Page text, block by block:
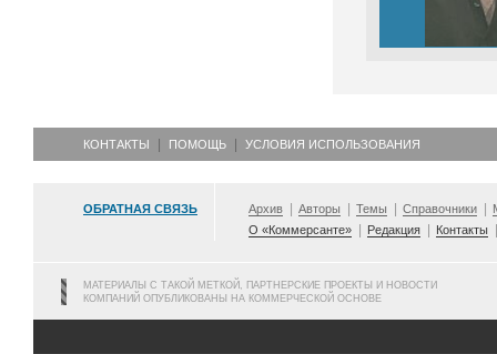
КОНТАКТЫ ПОМОЩЬ УСЛОВИЯ ИСПОЛЬЗОВАНИЯ
ОБРАТНАЯ СВЯЗЬ Архив Авторы Темы Справочники
О «Коммерсанте»
Редакция Контакты
МАТЕРИАЛЫ С ТАКОЙ МЕТКОЙ, ПАРТНЕРСКИЕ ПРОЕКТЫ И НОВОСТИ
КОМПАНИЙ ОПУБЛИКОВАНЫ НА КОММЕРЧЕСКОЙ ОСНОВЕ